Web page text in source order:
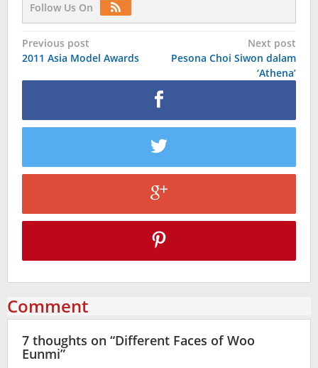
Follow Us On
Post
navigation
Previous post
2011 Asia Model Awards
Next post
Pesona Choi Siwon dalam
‘Athena’
Comment
7 thoughts on “Different Faces of Woo
Eunmi”